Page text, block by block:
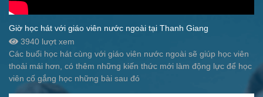
Giờ học hát với giáo viên nước ngoài tại Thanh Giang
3940 lượt xem
Các buổi học hát cùng với giáo viên nước ngoài sẽ giúp học viên
thoải mái hơn, có thêm những kiến thức mới làm động lực để học
viên cố gắng học những bài sau đó